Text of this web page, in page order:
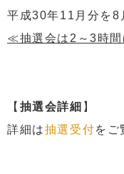
平成30年11月分を8
≪抽選会は2～3時間
【 抽選会詳細 】
詳細は抽選受付をご